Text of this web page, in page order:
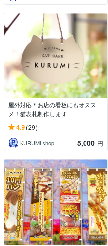
屋外対応＊お店の看板にもオスス
メ！猫表札制作します
4.9(29)
KURUMI shop 5,000 円